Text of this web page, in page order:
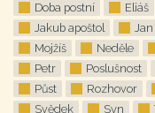
Doba postní
Eliáš
Jakub apoštol
Jan
Mojžíš
Neděle
Petr
Poslušnost
Půst
Rozhovor
Svědek
Syn